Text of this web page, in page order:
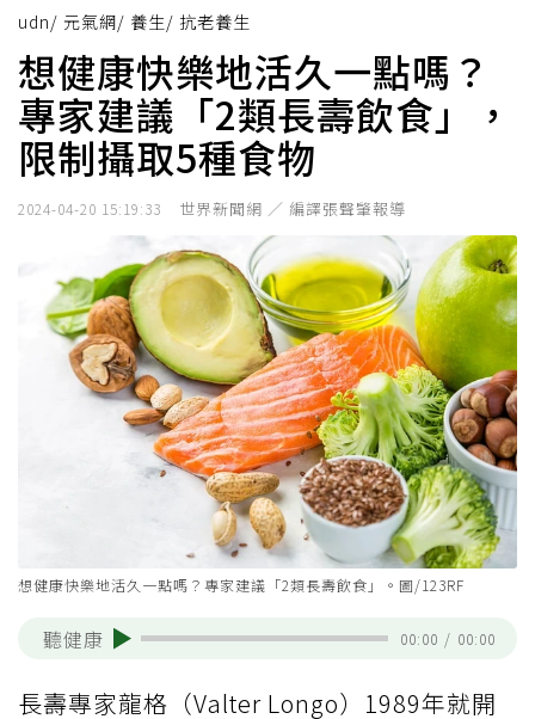
udn/ 元氣網/ 養生/ 抗老養生
想健康快樂地活久一點嗎？
專家建議「2類長壽飲食」，
限制攝取5種食物
2024-04-20 15:19:33 世界新聞網 ／ 編譯張聲肇報導
想健康快樂地活久一點嗎？專家建議「2類長壽飲食」。圖/123RF
聽健康 00:00 / 00:00
長壽專家龍格（Valter Longo）1989年就開